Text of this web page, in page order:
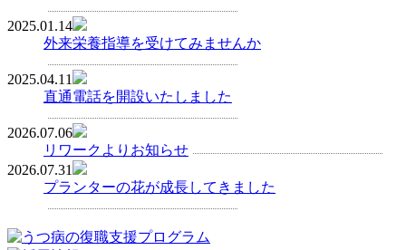
2025.01.14
外来栄養指導を受けてみませんか
2025.04.11
直通電話を開設いたしました
2026.07.06
リワークよりお知らせ
2026.07.31
プランターの花が成長してきました